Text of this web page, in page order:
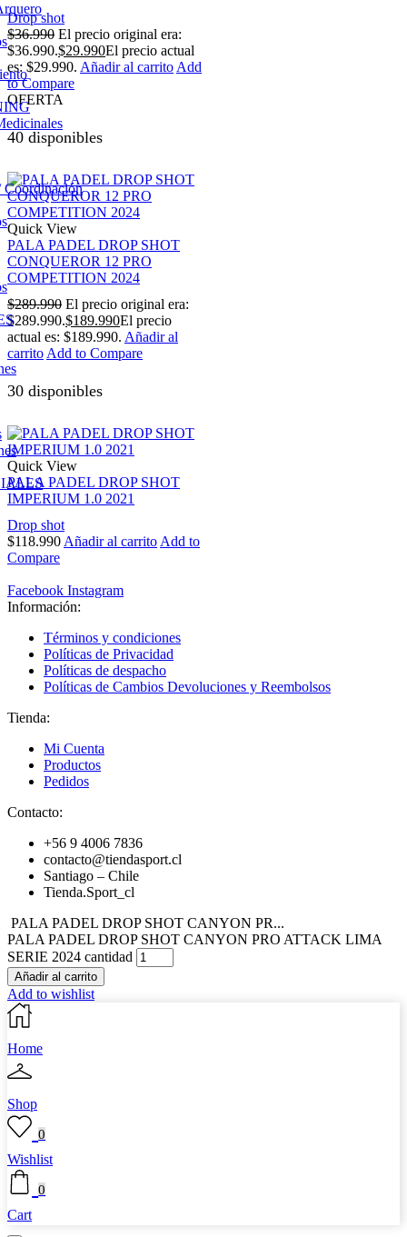
Drop shot
$36.990 El precio original era:
$36.990.$29.990El precio actual
es: $29.990. Añadir al carrito Add
to Compare
OFERTA
40 disponibles
Quick View
PALA PADEL DROP SHOT
CONQUEROR 12 PRO
COMPETITION 2024
$289.990 El precio original era:
$289.990.$189.990El precio
actual es: $189.990. Añadir al
carrito Add to Compare
30 disponibles
Quick View
PALA PADEL DROP SHOT
IMPERIUM 1.0 2021
Drop shot
$118.990Añadir al carritoAdd to
Compare
Facebook Instagram
Información:
Términos y condiciones
Políticas de Privacidad
Políticas de despacho
Políticas de Cambios Devoluciones y Reembolsos
Tienda:
Mi Cuenta
Productos
Pedidos
Contacto:
+56 9 4006 7836
contacto@tiendasport.cl
Santiago – Chile
Tienda.Sport_cl
PALA PADEL DROP SHOT CANYON PR...
PALA PADEL DROP SHOT CANYON PRO ATTACK LIMA
SERIE 2024 cantidad
Añadir al carrito
Add to wishlist
Home
Shop
0
Wishlist
0
Cart